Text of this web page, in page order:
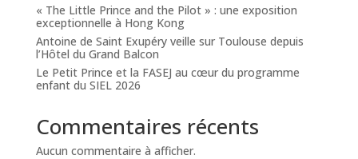
« The Little Prince and the Pilot » : une exposition
exceptionnelle à Hong Kong
Antoine de Saint Exupéry veille sur Toulouse depuis
l’Hôtel du Grand Balcon
Le Petit Prince et la FASEJ au cœur du programme
enfant du SIEL 2026
Commentaires récents
Aucun commentaire à afficher.